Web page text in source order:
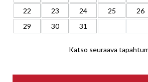
22
23 24 25 26
29
30 31
Katso seuraava